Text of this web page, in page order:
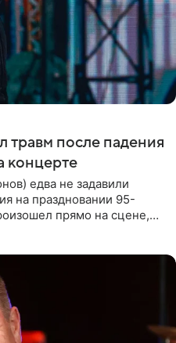
травм после падения
концерте
едва не задавили
на праздновании 95-
прямо на сцене,